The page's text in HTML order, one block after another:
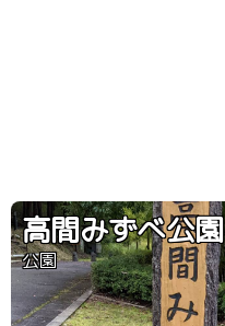
高間みずべ公園
公園